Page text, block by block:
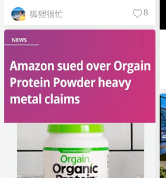
狐狸很忙 8